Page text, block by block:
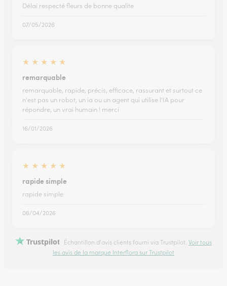
Délai respecté fleurs de bonne qualite
07/05/2026
★ ★ ★ ★ ★
remarquable
remarquable, rapide, précis, efficace, rassurant et surtout ce
n'est pas un robot, un ia ou un agent qui utilise l'IA pour
répondre, un vrai humain ! merci
16/01/2026
★ ★ ★ ★ ★
rapide simple
rapide simple
06/04/2026
Trustpilot Échantillon d'avis clients fourni via Trustpilot. Voir tous
les avis de la marque Interflora sur Trustpilot